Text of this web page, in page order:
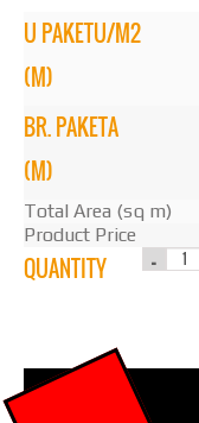
U PAKETU/M2
(M)
BR. PAKETA
(M)
Total Area (sq m)
Product Price
QUANTITY